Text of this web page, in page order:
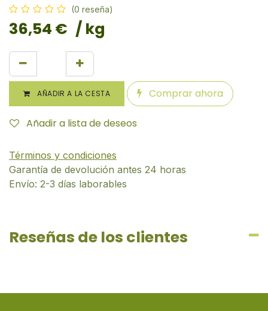
(0 reseña)
36,54 € / kg
AÑADIR A LA CESTA Comprar ahora
Añadir a lista de deseos
Términos y condiciones
Garantía de devolución antes 24 horas
Envío: 2-3 días laborables
Reseñas de los clientes